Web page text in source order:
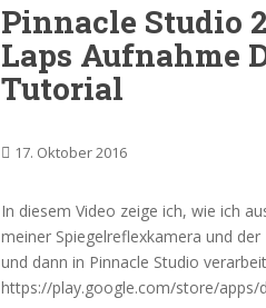
Pinnacle Studio
Laps Aufnahme
Tutorial
17. Oktober 2016
In diesem Video zeige ich, wie ich
meiner Spiegelreflexkamera und
und dann in Pinnacle Studio
https://play.google.com/store/apps/